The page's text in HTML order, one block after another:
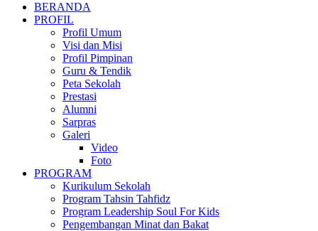
BERANDA
PROFIL
Profil Umum
Visi dan Misi
Profil Pimpinan
Guru & Tendik
Peta Sekolah
Prestasi
Alumni
Sarpras
Galeri
Video
Foto
PROGRAM
Kurikulum Sekolah
Program Tahsin Tahfidz
Program Leadership Soul For Kids
Pengembangan Minat dan Bakat